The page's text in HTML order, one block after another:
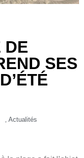
DE
SES
, Actualités